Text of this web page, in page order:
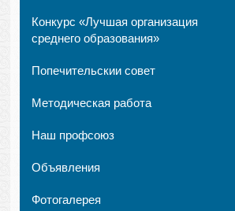
Конкурс «Лучшая организация
среднего образования»
Попечительскии совет
Методическая работа
Наш профсоюз
Объявления
Фотогалерея